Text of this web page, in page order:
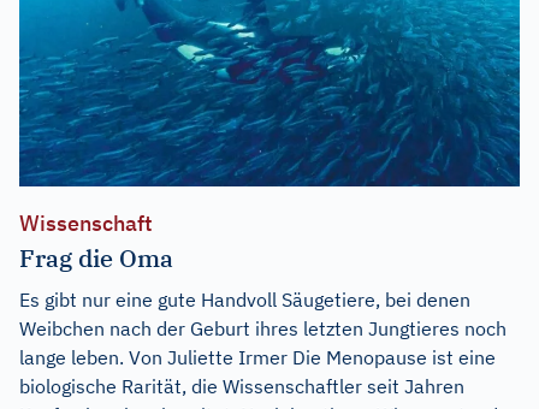
Wissenschaft
Frag die Oma
Es gibt nur eine gute Handvoll Säugetiere, bei denen
Weibchen nach der Geburt ihres letzten Jungtieres noch
lange leben. Von Juliette Irmer Die Menopause ist eine
biologische Rarität, die Wissenschaftler seit Jahren